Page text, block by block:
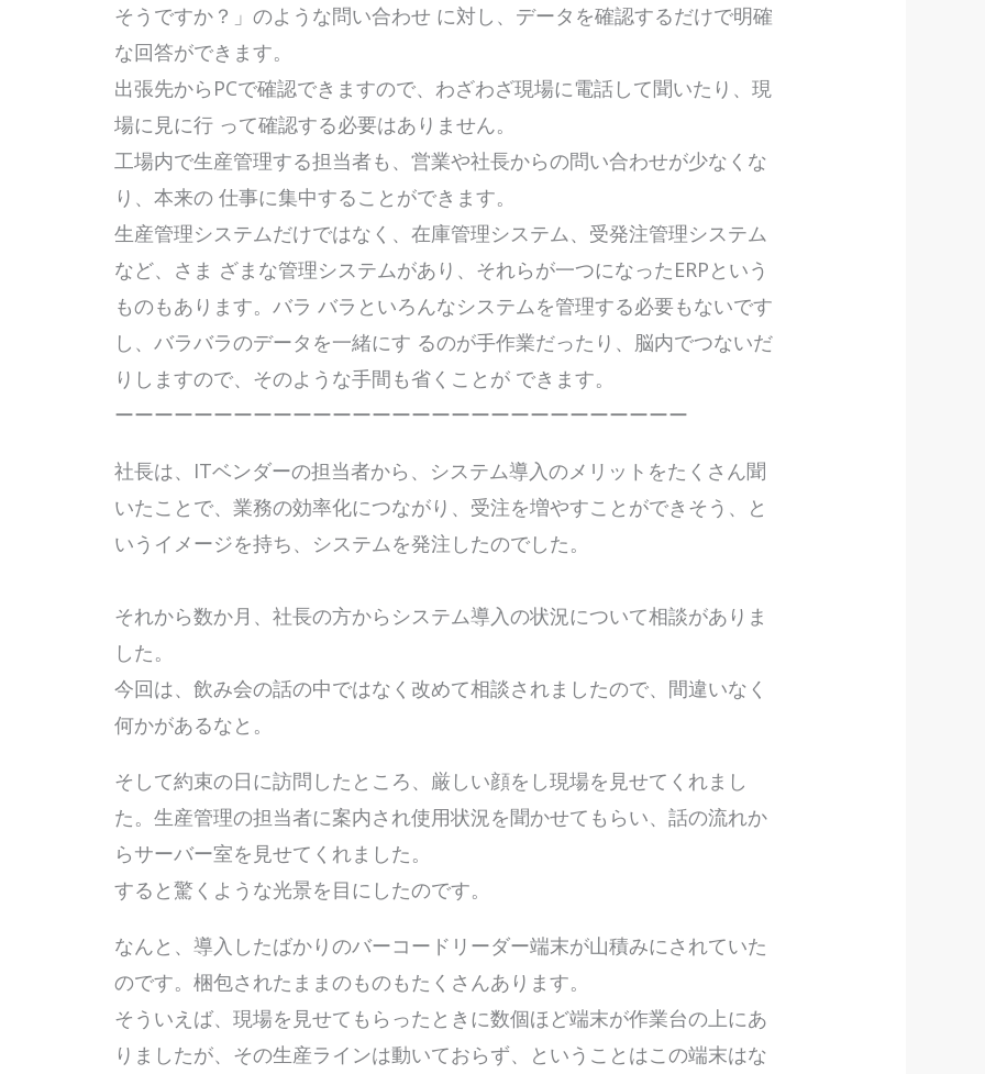
そうですか？」のような問い合わせ に対し、データを確認するだけで明確
な回答ができます。
出張先からPCで確認できますので、わざわざ現場に電話して聞いたり、現
場に見に行 って確認する必要はありません。
工場内で生産管理する担当者も、営業や社長からの問い合わせが少なくな
り、本来の 仕事に集中することができます。
生産管理システムだけではなく、在庫管理システム、受発注管理システム
など、さま ざまな管理システムがあり、それらが一つになったERPという
ものもあります。バラ バラといろんなシステムを管理する必要もないです
し、バラバラのデータを一緒にす るのが手作業だったり、脳内でつないだ
りしますので、そのような手間も省くことが できます。
ーーーーーーーーーーーーーーーーーーーーーーーーーーーーー
社長は、ITベンダーの担当者から、システム導入のメリットをたくさん聞
いたことで、業務の効率化につながり、受注を増やすことができそう、と
いうイメージを持ち、システムを発注したのでした。
それから数か月、社長の方からシステム導入の状況について相談がありま
した。
今回は、飲み会の話の中ではなく改めて相談されましたので、間違いなく
何かがあるなと。
そして約束の日に訪問したところ、厳しい顔をし現場を見せてくれまし
た。生産管理の担当者に案内され使用状況を聞かせてもらい、話の流れか
らサーバー室を見せてくれました。
すると驚くような光景を目にしたのです。
なんと、導入したばかりのバーコードリーダー端末が山積みにされていた
のです。梱包されたままのものもたくさんあります。
そういえば、現場を見せてもらったときに数個ほど端末が作業台の上にあ
りましたが、その生産ラインは動いておらず、ということはこの端末はな